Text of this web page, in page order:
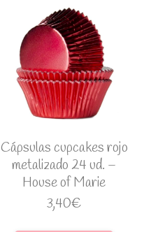
Cápsulas cupcakes rojo
metalizado 24 ud. –
House of Marie
3,40€